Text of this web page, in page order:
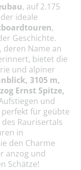
, auf 2.175
ideale
,
Geschichte.
, deren Name an
bietet die
und alpiner
3105 m,
Ernst Spitze,
und
perfekt für geübte
Raurisertals
in
den Charme
anzog und
Schätze!